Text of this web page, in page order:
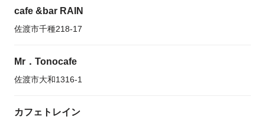
cafe &bar RAIN
佐渡市千種218-17
Mr．Tonocafe
佐渡市大和1316-1
カフェトレイン